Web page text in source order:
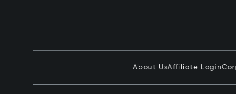
About UsAffiliate Login